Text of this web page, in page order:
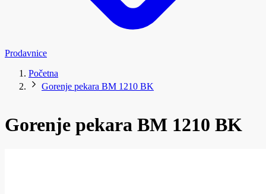
Prodavnice
Početna
Gorenje pekara BM 1210 BK
Gorenje pekara BM 1210 BK